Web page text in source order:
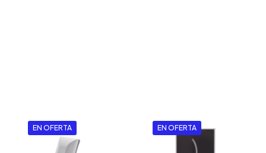
EN OFERTA EN OFERTA